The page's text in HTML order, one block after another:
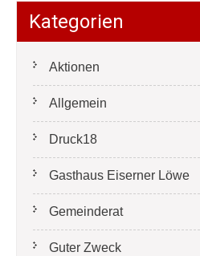
Kategorien
Aktionen
Allgemein
Druck18
Gasthaus Eiserner Löwe
Gemeinderat
Guter Zweck